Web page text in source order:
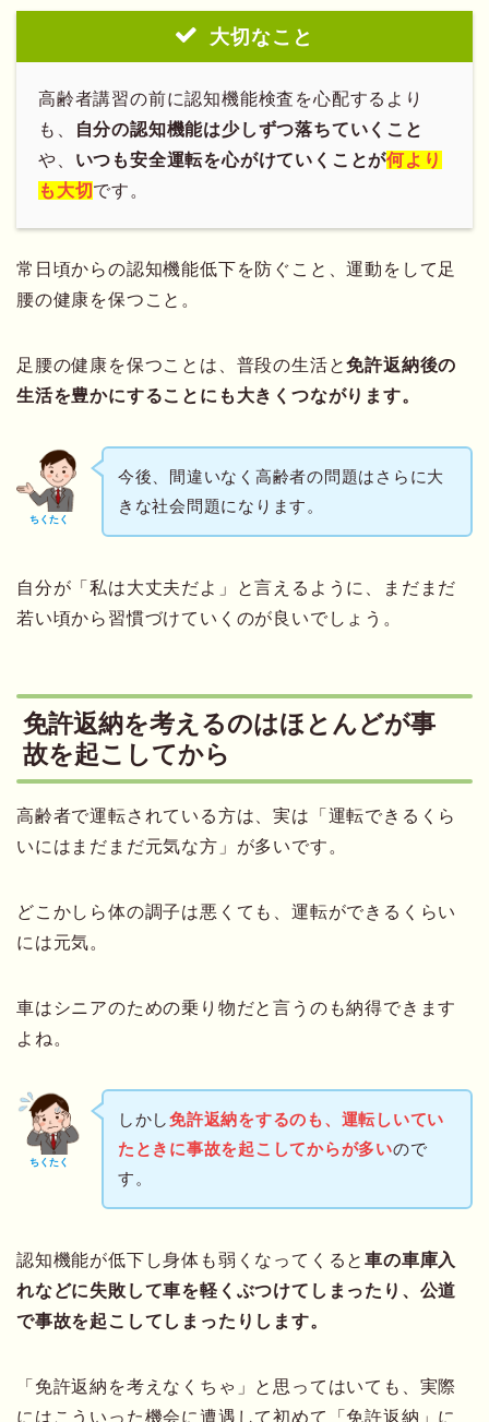
大切なこと
高齢者講習の前に認知機能検査を心配するより
も、
自分の認知機能は少しずつ落ちていくこと
や、 いつも安全運転を心がけていくことが何より
も大切 です。
常日頃からの認知機能低下を防ぐこと、運動をして足
腰の健康を保つこと。
足腰の健康を保つことは、普段の生活と免許返納後の
生活を豊かにすることにも大きくつながります。
ちくたく
今後、間違いなく高齢者の問題はさらに大
きな社会問題になります。
自分が「私は大丈夫だよ」と言えるように、まだまだ
若い頃から習慣づけていくのが良いでしょう。
免許返納を考えるのはほとんどが事
故を起こしてから
高齢者で運転されている方は、実は「運転できるくら
いにはまだまだ元気な方」が多いです。
どこかしら体の調子は悪くても、運転ができるくらい
には元気。
車はシニアのための乗り物だと言うのも納得できます
よね。
ちくたく
しかし免許返納をするのも、運転しいてい
たときに事故を起こしてからが多いので
す。
認知機能が低下し身体も弱くなってくると車の車庫入
れなどに失敗して車を軽くぶつけてしまった り、公道
で事故を起こしてしまったりします。
「免許返納を考えなくちゃ」と思ってはいても、実際
にはこういった機会に遭遇して初めて「免許返納」に